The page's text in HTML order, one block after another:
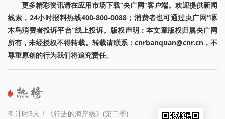
更多精彩资讯请在应用市场下载“央广网”客户端。欢迎提供新闻
线索，24小时报料热线400-800-0088；消费者也可通过央广网“啄
木鸟消费者投诉平台”线上投诉。版权声明：本文章版权归属央广网
所有，未经授权不得转载。转载请联系：cnrbanquan@cnr.cn，不
尊重原创的行为我们将追究责任。
倒计时3天！《行进的海岸线》(第二季)